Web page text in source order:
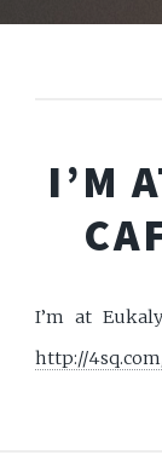
I’M
I’m at
http://